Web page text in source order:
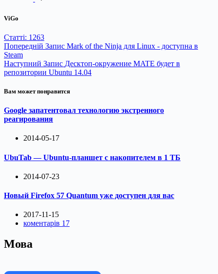
ViGo
Статті: 1263
Попередній Запис Mark of the Ninja для Linux - доступна в
Steam
Наступний Запис Десктоп-окружение MATE будет в
репозитории Ubuntu 14.04
Вам может понравится
Google запатентовал технологию экстренного
реагирования
2014-05-17
UbuTab — Ubuntu-планшет с накопителем в 1 ТБ
2014-07-23
Новый Firefox 57 Quantum уже доступен для вас
2017-11-15
коментарів 17
Мова